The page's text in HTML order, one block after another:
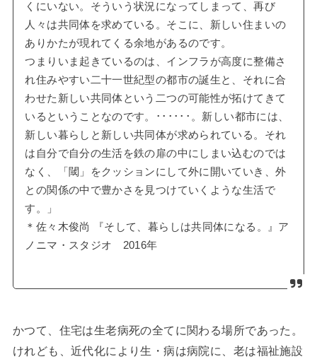
くにいない。そういう状況になってしまって、再び
人々は共同体を求めている。そこに、新しい住まいの
ありかたが現れてくる余地があるのです。
つまりいま起きているのは、インフラが高度に整備さ
れ住みやすい二十一世紀型の都市の誕生と、それに合
わせた新しい共同体という二つの可能性が拓けてきて
いるということなのです。･･････。新しい都市には、
新しい暮らしと新しい共同体が求められている。それ
は自分で自分の生活を鉄の扉の中にしまい込むのでは
なく、「閾」をクッションにして外に開いていき、外
との関係の中で豊かさを見つけていくような生活で
す。」
＊佐々木俊尚 『そして、暮らしは共同体になる。』ア
ノニマ・スタジオ 2016年
かつて、住宅は生老病死の全てに関わる場所であった。
けれども、近代化により生・病は病院に、老は福祉施設